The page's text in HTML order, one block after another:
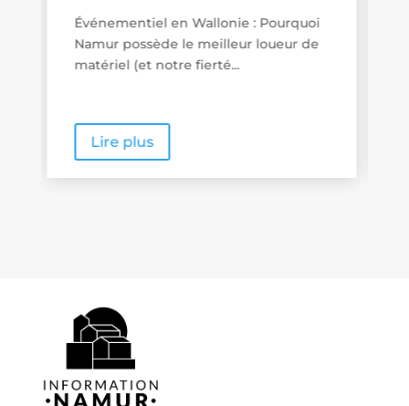
Promenades « poussette friendly » en
Wallonie : quand le tourisme de
proximité se veut vraiment...
Lire plus